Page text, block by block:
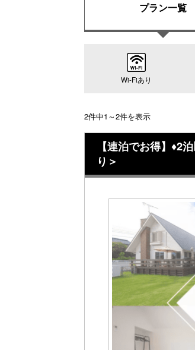
プラン一覧
Wi-Fiあり
2件中1～2件を表示
【連泊でお得】♦2
り＞